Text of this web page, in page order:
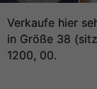
Verkaufe hier
in Größe 38
1200, 00.